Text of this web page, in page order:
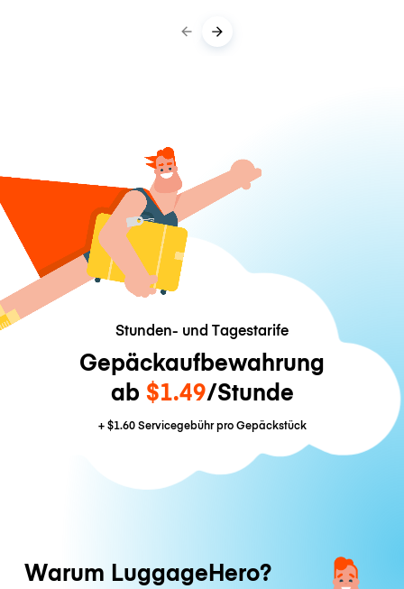
Stunden- und Tagestarife
Gepäckaufbewahrung
ab $1.49/Stunde
+$1.60Servicegebühr pro Gepäckstück
Warum LuggageHero?